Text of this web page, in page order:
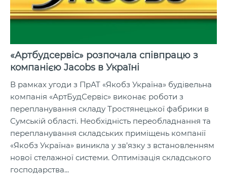
«Артбудсервіс» розпочала співпрацю з
компанією Jacobs в Україні
В рамках угоди з ПрАТ «Якобз Україна» будівельна
компанія «АртБудСервіс» виконає роботи з
перепланування складу Тростянецької фабрики в
Сумській області. Необхідність переобладнання та
перепланування складських приміщень компанії
«Якобз Україна» виникла у зв’язку з встановленням
нової стелажної системи. Оптимізація складського
господарства...